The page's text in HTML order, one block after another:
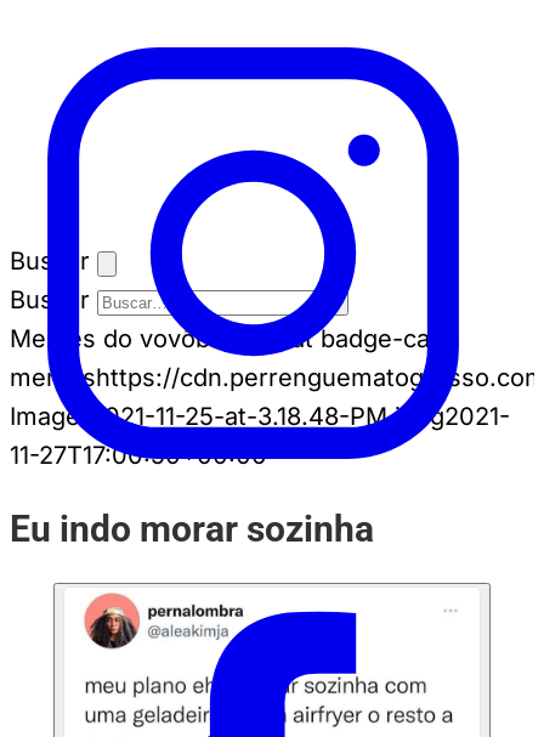
Buscar
Buscar
Memes do vovôbadge-cat badge-cat--
memeshttps://
Image-2021-11-25-at-3.18.48-PM.jpeg2021-
11-27T17:00:50+00:00
Eu indo morar sozinha